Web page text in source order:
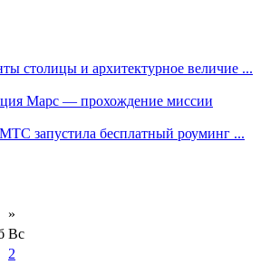
столицы и архитектурное величие ...
Марс — прохождение миссии
запустила бесплатный роуминг ...
»
Вс
2